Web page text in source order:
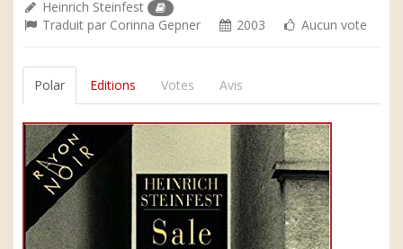
Heinrich Steinfest
Traduit par Corinna Gepner 2003 Aucun vote
Polar Editions Votes Avis